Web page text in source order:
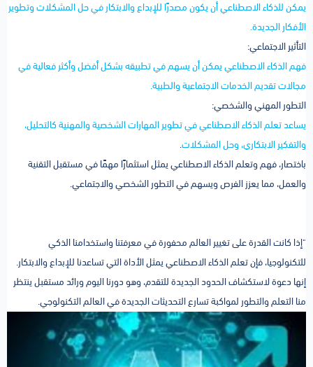
يمكن للذكاء الاصطناعي أن يكون مصدرًا للإبداع والابتكار في حل المشكلات وتطوير
الأفكار الجديدة.
التأثير الاجتماعي:
فهم الذكاء الاصطناعي يمكن أن يسهم في تطبيقه بشكل أفضل وأكثر فعالية في
مجالات تقديم الخدمات الاجتماعية والطبية.
التطور المهني والشخصي:
يساعد تعلم الذكاء الاصطناعي في تطوير المهارات الشخصية والمهنية كالتحليل،
والتفكير الابتكاري، وحل المشكلات.
باختصار، فهم وتعلم الذكاء الاصطناعي يمثل استثمارًا مهمًا في مستقبل التقنية
والعمل، مما يعزز الفرص ويسهم في التطور الشخصي والاجتماعي.
"إذا كانت القدرة على تغيير العالم محفورة في معرفتنا واستخدامنا الذكي
للتكنولوجيا، فإن تعلم الذكاء الاصطناعي يمثل الأداة التي تساعدنا للإبداع والابتكار.
إنها دعوة لاستكشاف الحدود الجديدة للتقدم، وهو دورنا اليوم ورائد مستقبل ينتظر
منا التعلم والتطور لمواكبة تسارع التحديثات الجديدة في العالم التكنولوجي.